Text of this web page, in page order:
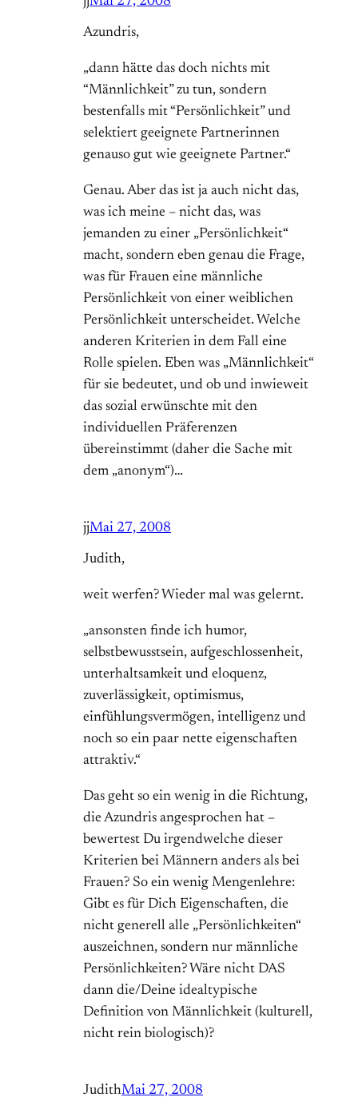
Azundris,
„dann hätte das doch nichts mit
“Männlichkeit” zu tun, sondern
bestenfalls mit “Persönlichkeit” und
selektiert geeignete Partnerinnen
genauso gut wie geeignete Partner.“
Genau. Aber das ist ja auch nicht das,
was ich meine – nicht das, was
jemanden zu einer „Persönlichkeit“
macht, sondern eben genau die Frage,
was für Frauen eine männliche
Persönlichkeit von einer weiblichen
Persönlichkeit unterscheidet. Welche
anderen Kriterien in dem Fall eine
Rolle spielen. Eben was „Männlichkeit“
für sie bedeutet, und ob und inwieweit
das sozial erwünschte mit den
individuellen Präferenzen
übereinstimmt (daher die Sache mit
dem „anonym“)…
jjMai 27, 2008
Judith,
weit werfen? Wieder mal was gelernt.
„ansonsten finde ich humor,
selbstbewusstsein, aufgeschlossenheit,
unterhaltsamkeit und eloquenz,
zuverlässigkeit, optimismus,
einfühlungsvermögen, intelligenz und
noch so ein paar nette eigenschaften
attraktiv.“
Das geht so ein wenig in die Richtung,
die Azundris angesprochen hat –
bewertest Du irgendwelche dieser
Kriterien bei Männern anders als bei
Frauen? So ein wenig Mengenlehre:
Gibt es für Dich Eigenschaften, die
nicht generell alle „Persönlichkeiten“
auszeichnen, sondern nur männliche
Persönlichkeiten? Wäre nicht DAS
dann die/Deine idealtypische
Definition von Männlichkeit (kulturell,
nicht rein biologisch)?
JudithMai 27, 2008